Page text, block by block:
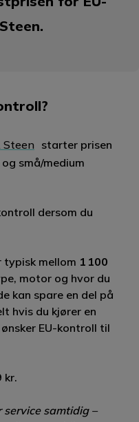
Steen starter prisen
små/medium
dersom du
typisk mellom 1 100
motor og hvor du
kan spare en del på
hvis du kjører en
EU-kontroll til
kr.
service samtidig –